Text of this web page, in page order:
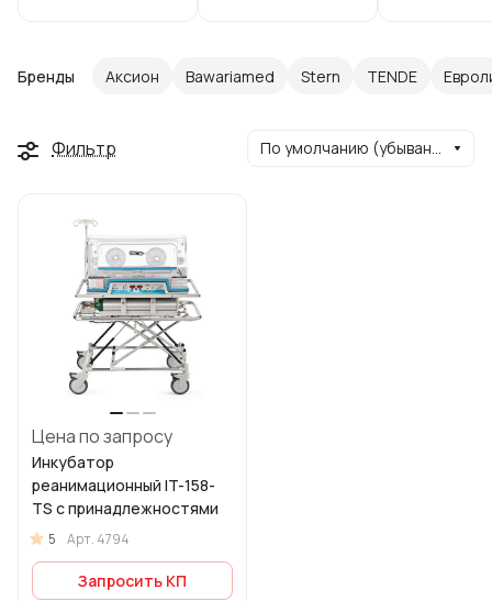
Бренды Аксион Bawariamed Stern TENDE
Фильтр По умолчанию (убывание)
Цена по запросу
Инкубатор
реанимационный IT-158-
TS с принадлежностями
5 Арт. 4794
Запросить КП